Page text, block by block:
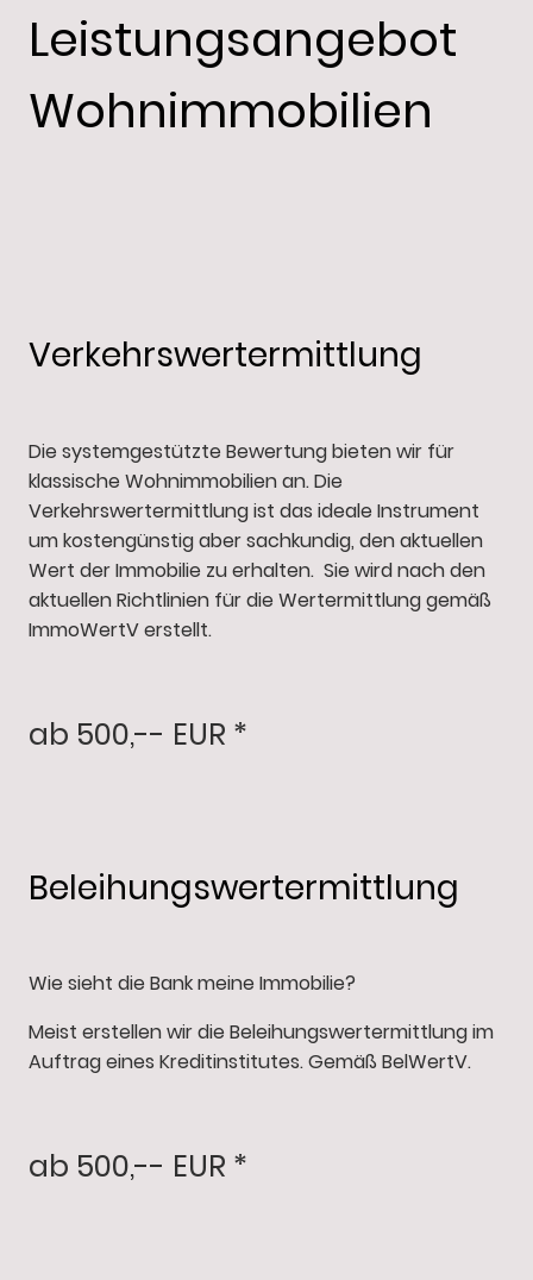
Leistungsangebot
Wohnimmobilien
Verkehrswertermittlung
Die systemgestützte Bewertung bieten wir für
klassische Wohnimmobilien an. Die
Verkehrswertermittlung ist das ideale Instrument
um kostengünstig aber sachkundig, den aktuellen
Wert der Immobilie zu erhalten. Sie wird nach den
aktuellen Richtlinien für die Wertermittlung gemäß
ImmoWertV erstellt.
ab 500,-- EUR *
Beleihungswertermittlung
Wie sieht die Bank meine Immobilie?
Meist erstellen wir die Beleihungswertermittlung im
Auftrag eines Kreditinstitutes. Gemäß BelWertV.
ab 500,-- EUR *